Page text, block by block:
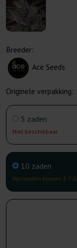
Breeder:
Ace Seeds
Originele verpakking:
5 zaden
Niet beschikbaar
10 zaden
Verzonden binnen 3-7